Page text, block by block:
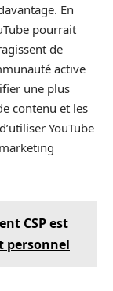
En
pourrait
de
active
une plus
contenu et les
YouTube
CSP est
personnel